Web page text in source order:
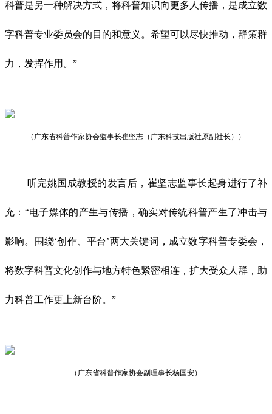
科普是另一种解决方式，将科普知识向更多人传播，是成立数
字科普专业委员会的目的和意义。希望可以尽快推动，群策群
力，发挥作用。”
（广东省科普作家协会监事长崔坚志 （广东科技出版社原副社长））
听完姚国成教授的发言后，崔坚志监事长起身进行了补
充：“电子媒体的产生与传播，确实对传统科普产生了冲击与
影响。围绕‘创作、平台’两大关键词，成立数字科普专委会，
将数字科普文化创作与地方特色紧密相连，扩大受众人群，助
力科普工作更上新台阶。”
（广东省科普作家协会副理事长杨国安）